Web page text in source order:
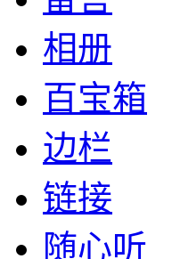
相册
百宝箱
边栏
链接
随心听